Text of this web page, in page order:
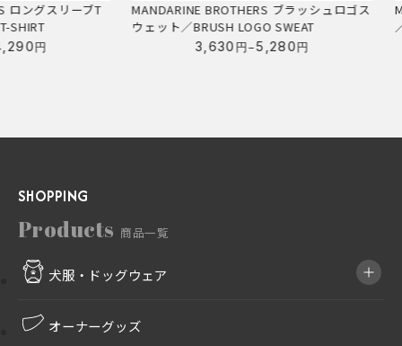
リーブT
MANDARINE BROTHERS ブラッシュロゴス
ウェット／BRUSH LOGO SWEAT
円– 5,280円
価
円
／RAIN
SHOPPING
Products 商品一覧
犬服・ドッグウェア
オーナーグッズ